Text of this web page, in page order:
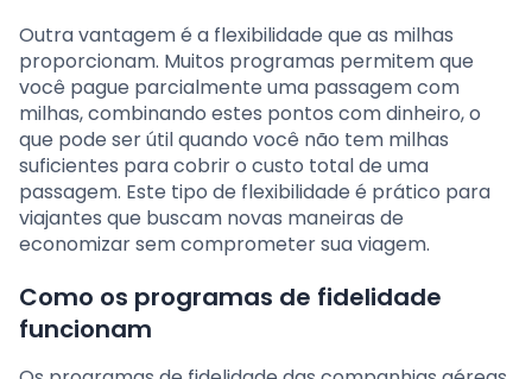
Outra vantagem é a flexibilidade que as milhas
proporcionam. Muitos programas permitem que
você pague parcialmente uma passagem com
milhas, combinando estes pontos com dinheiro, o
que pode ser útil quando você não tem milhas
suficientes para cobrir o custo total de uma
passagem. Este tipo de flexibilidade é prático para
viajantes que buscam novas maneiras de
economizar sem comprometer sua viagem.
Como os programas de fidelidade
funcionam